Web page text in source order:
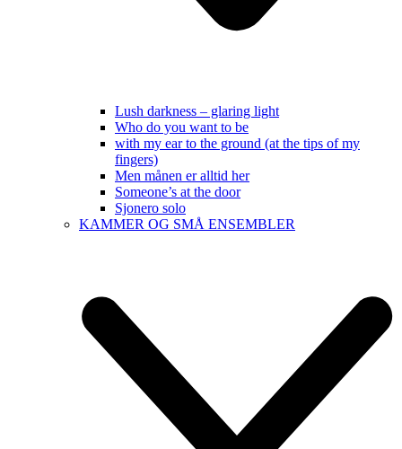
Lush darkness – glaring light
Who do you want to be
with my ear to the ground (at the tips of my
fingers)
Men månen er alltid her
Someone’s at the door
Sjonero solo
KAMMER OG SMÅ ENSEMBLER